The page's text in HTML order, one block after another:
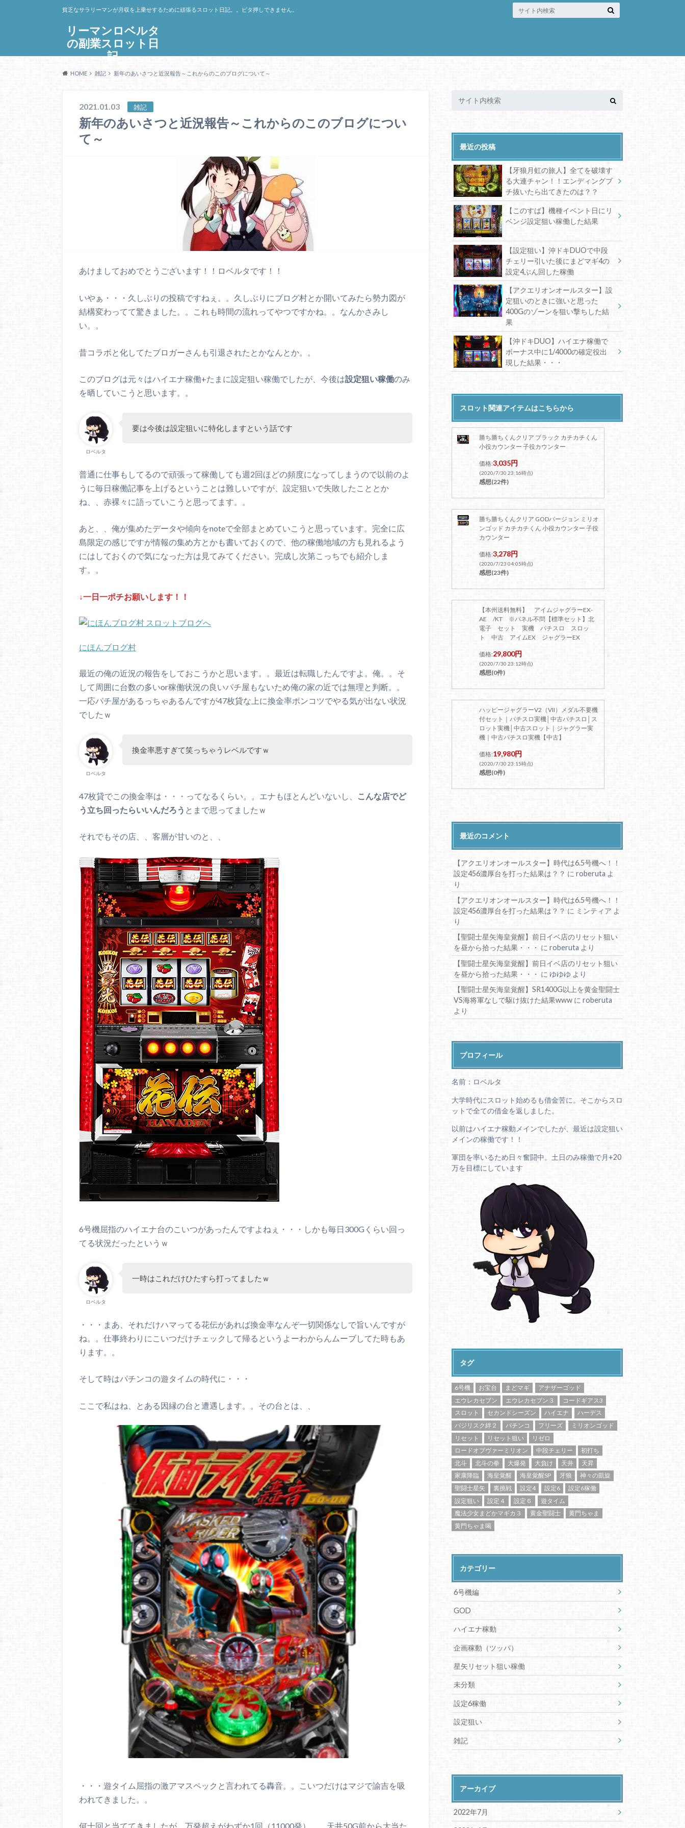
リーマンロベルタ
の副業スロット日
記
貧乏なサラリーマンが月収を上乗せするために頑張るスロット日記。。ビタ押しできません。
HOME 雑記 新年のあいさつと近況報告～これからのこのブログについて～
2021.01.03 雑記
新年のあいさつと近況報告～これからのこのブログについ
て～
あけましておめでとうございます！！ロベルタです！！
いやぁ・・・久しぶりの投稿ですねぇ。。久しぶりにブログ村とか開いてみたら勢力図が
結構変わってて驚きました。。これも時間の流れってやつですかね。。なんかさみし
い。。
昔コラボと化してたブロガーさんも引退されたとかなんとか。。
このブログは元々はハイエナ稼働+たまに設定狙い稼働でしたが、今後は設定狙い稼働のみ
を晒していこうと思います。。
ロベルタ
要は今後は設定狙いに特化しますという話です
普通に仕事もしてるので頑張って稼働しても週2回ほどの頻度になってしまうので以前のよ
うに毎日稼働記事を上げるということは難しいですが、設定狙いで失敗したこととか
ね、、赤裸々に語っていこうと思ってます。。
あと、、俺が集めたデータや傾向をnoteで全部まとめていこうと思っています。完全に広
島限定の感じですが情報の集め方とかも書いておくので、他の稼働地域の方も見れるよう
にはしておくので気になった方は見てみてください。完成し次第こっちでも紹介しま
す。。
↓一日一ポチお願いします！！
にほんブログ村
最近の俺の近況の報告をしておこうかと思います。。最近は転職したんですよ。俺。。そ
して周囲に台数の多いor稼働状況の良いパチ屋もないため俺の家の近では無理と判断。。
一応パチ屋があるっちゃあるんですが47枚貸な上に換金率ポンコツでやる気が出ない状況
でしたｗ
ロベルタ
換金率悪すぎて笑っちゃうレベルですｗ
47枚貸でこの換金率は・・・ってなるくらい。。エナもほとんどいないし、
こんな店でど
う立ち回ったらいいんだろう とまで思ってましたｗ
それでもその店、、客層が甘いのと、、
6号機屈指のハイエナ台のこいつがあったんですよねぇ・・・しかも毎日300Gくらい回っ
てる状況だったというｗ
ロベルタ
一時はこれだけひたすら打ってましたｗ
・・・まあ、それだけハマってる花伝があれば換金率なんぞ一切関係なしで旨いんですが
ね。。仕事終わりにこいつだけチェックして帰るというよーわからんムーブしてた時もあ
ります。。
そして時はパチンコの遊タイムの時代に・・・
ここで私はね、とある因縁の台と遭遇します。。その台とは、、
・・・遊タイム屈指の激アマスペックと言われてる轟音。。こいつだけはマジで諭吉を吸
われてきました。。
何十回と当ててきましたが、万発超えがわずか1回（11000発）。。天井50G前から大当た
最近の投稿
【牙狼月虹の旅人】全てを破壊す
る大連チャン！！エンディングブ
チ抜いたら出てきたのは？？
【このすば】機種イベント日にリ
ベンジ設定狙い稼働した結果
【設定狙い】沖ドキDUOで中段
チェリー引いた後にまどマギ4の
設定4ぶん回した稼働
【アクエリオンオールスター】設
定狙いのときに強いと思った
400Gのゾーンを狙い撃ちした結
果
【沖ドキDUO】ハイエナ稼働で
ボーナス中に1/4000の確定役出
現した結果・・・
スロット関連アイテムはこちらから
勝ち勝ちくんクリア ブラック カチカチくん
小役カウンター 子役カウンター
価格:3,035円
(2020/7/30 23:16時点)
感想(22件)
勝ち勝ちくんクリア GODバージョン ミリオ
ンゴッド カチカチくん 小役カウンター 子役
カウンター
価格:3,278円
(2020/7/23 04:05時点)
感想(23件)
【本州送料無料】 アイムジャグラーEX-
AE /KT ※パネル不問【標準セット】北
電子 セット 実機 パチスロ スロッ
ト 中古 アイムEX ジャグラーEX
価格:29,800円
(2020/7/30 23:12時点)
感想(0件)
ハッピージャグラーV2（VII）メダル不要機
付セット｜パチスロ実機│中古パチスロ│ス
ロット実機│中古スロット｜ジャグラー実
機｜中古パチスロ実機【中古】
価格:19,980円
(2020/7/30 23:15時点)
感想(0件)
最近のコメント
【アクエリオンオールスター】時代は6.5号機へ！！
設定456濃厚台を打った結果は？？ にroberuta よ
り
【アクエリオンオールスター】時代は6.5号機へ！！
設定456濃厚台を打った結果は？？ に ミンティア よ
り
【聖闘士星矢海皇覚醒】前日イベ店のリセット狙い
を昼から拾った結果・・・ にroberuta より
【聖闘士星矢海皇覚醒】前日イベ店のリセット狙い
を昼から拾った結果・・・ に ゆゆゆ より
【聖闘士星矢海皇覚醒】SR1400G以上を黄金聖闘士
VS海将軍なしで駆け抜けた結果www にroberuta
より
プロフィール
名前：ロベルタ
大学時代にスロット始めるも借金苦に。そこからスロ
ットで全ての借金を返しました。
以前はハイエナ稼動メインでしたが、最近は設定狙い
メインの稼働です！！
軍団を率いるため日々奮闘中。土日のみ稼働で月+20
万を目標にしています
タグ
6号機 お宝台 まどマギ
アナザーゴッド
エウレカセブン
エウレカセブン３
コードギアス3
スロット
セカンドシーズン ハイエナ
ハーデス
バジリスク絆２
パチンコ フリーズ
ミリオンゴッド
リセット
リセット狙い
リゼロ
ロードオブヴァーミリオン
中段チェリー
初打ち
北斗
北斗の拳 大爆発 大負け 天井
天昇
家康降臨
海皇覚醒 海皇覚醒SP 牙狼
神々の凱旋
聖闘士星矢
裏挑戦 設定4 設定6
設定6稼働
設定狙い
設定４ 設定６
遊タイム
魔法少女まどかマギカ３
黄金聖闘士
黄門ちゃま
黄門ちゃま喝
カテゴリー
6号機編
GOD
ハイエナ稼動
企画稼動（ツッパ）
星矢リセット狙い稼働
未分類
設定6稼働
設定狙い
雑記
アーカイブ
2022年7月